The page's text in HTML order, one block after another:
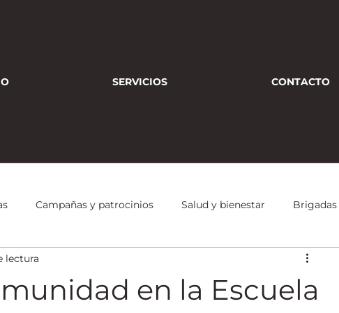
SERVICIOS CONTACTO
Campañas y patrocinios Salud y bienestar
Alianzas
en la Escuela
lectura